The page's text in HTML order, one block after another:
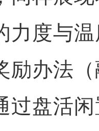
力度与
励办法
过盘活